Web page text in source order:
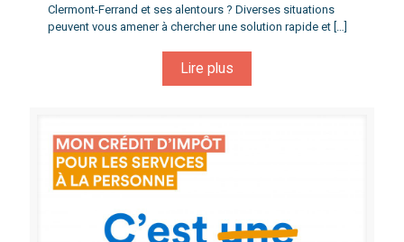
Clermont-Ferrand et ses alentours ? Diverses situations
peuvent vous amener à chercher une solution rapide et […]
Lire plus